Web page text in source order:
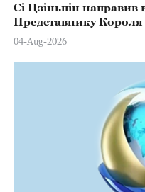
Сі Цзіньпін направив
Представнику
Марстерсу з нагоди
04-Aug-2026